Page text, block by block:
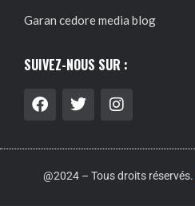
Garan cedore media blog
SUIVEZ-NOUS SUR :
@2024 – Tous droits réservés.